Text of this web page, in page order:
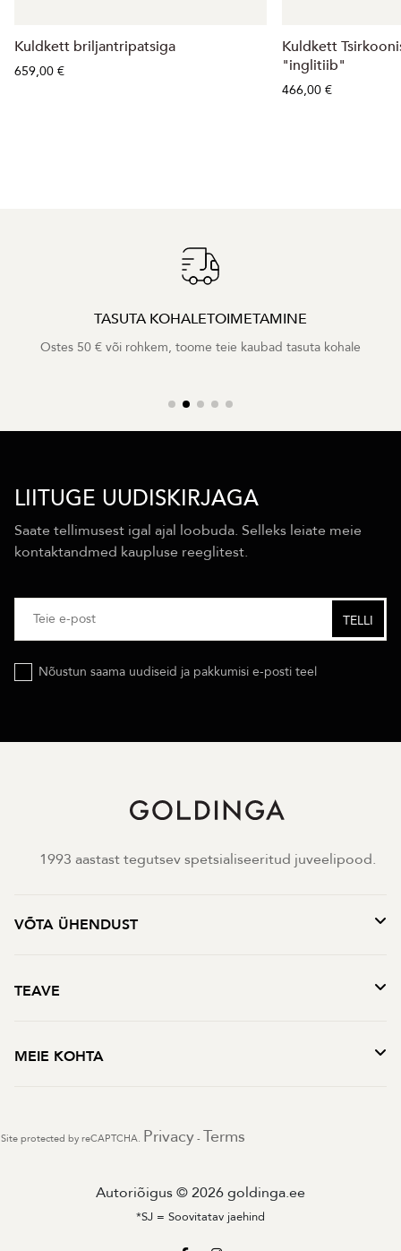
Kuldkett briljantripatsiga
659,00 €
Kuldkett
"inglitiib"
466,00 €
TASUTA KOHALETOIMETAMINE
Ostes 50 € või rohkem, toome teie kaubad tasuta kohale
LIITUGE UUDISKIRJAGA
Saate tellimusest igal ajal loobuda. Selleks leiate meie
kontaktandmed kaupluse reeglitest.
Nõustun saama uudiseid ja pakkumisi e-posti teel
1993 aastast tegutsev spetsialiseeritud juveelipood.
VÕTA ÜHENDUST
TEAVE
MEIE KOHTA
Site protected by reCAPTCHA. Privacy - Terms
Autoriõigus © 2026 goldinga.ee
*SJ = Soovitatav jaehind